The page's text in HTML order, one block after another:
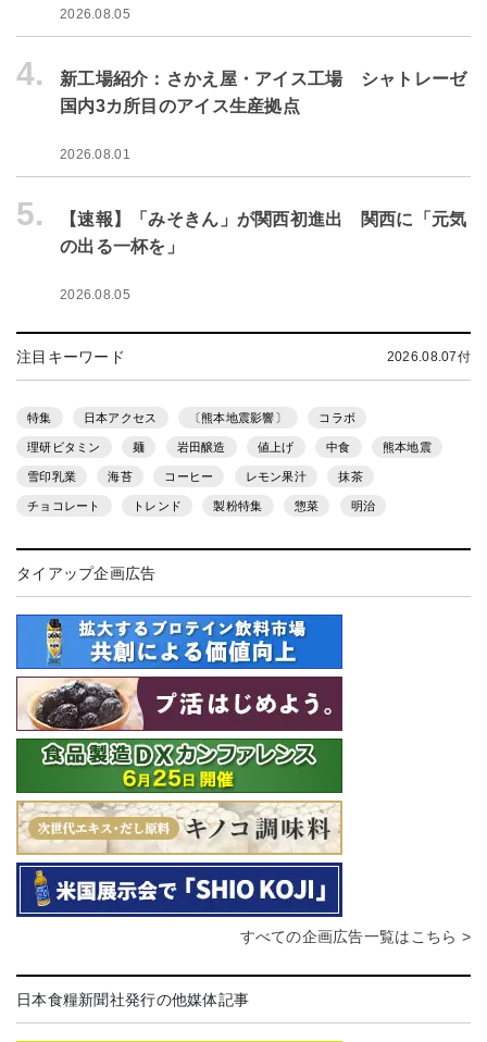
2026.08.05
4.
新工場紹介：さかえ屋・アイス工場 シャトレーゼ
国内3カ所目のアイス生産拠点
2026.08.01
5.
【速報】「みそきん」が関西初進出 関西に「元気
の出る一杯を」
2026.08.05
注目キーワード 2026.08.07付
特集 日本アクセス 〔熊本地震影響〕 コラボ
理研ビタミン 麺 岩田醸造 値上げ 中食 熊本地震
雪印乳業 海苔 コーヒー レモン果汁 抹茶
チョコレート トレンド 製粉特集 惣菜 明治
タイアップ企画広告
すべての企画広告一覧はこちら >
日本食糧新聞社発行の他媒体記事